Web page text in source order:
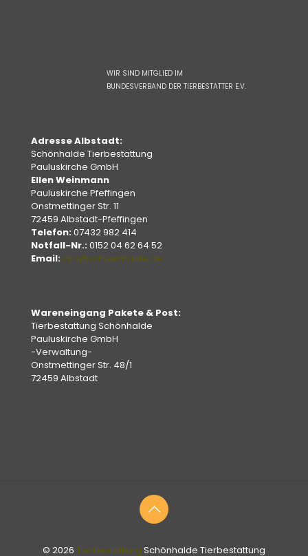
WIR SIND MITGLIED IM
BUNDESVERBAND DER TIERBESTATTER E.V.
Adresse Albstadt:
Schönhalde Tierbestattung
Pauluskirche GmbH
Ellen Weinmann
Pauluskirche Pfeffingen
Onstmettinger Str. 11
72459 Albstadt-Pfeffingen
Telefon: 07432 982 414
Notfall-Nr.: 0152 04 62 64 52
Email: info@schoenhalde.de
Wareneingang Pakete & Post:
Tierbestattung Schönhalde
Pauluskirche GmbH
-Verwaltung-
Onstmettinger Str. 48/1
72459 Albstadt
© 2026 Tierbestattung Schönhalde Tierbestattung